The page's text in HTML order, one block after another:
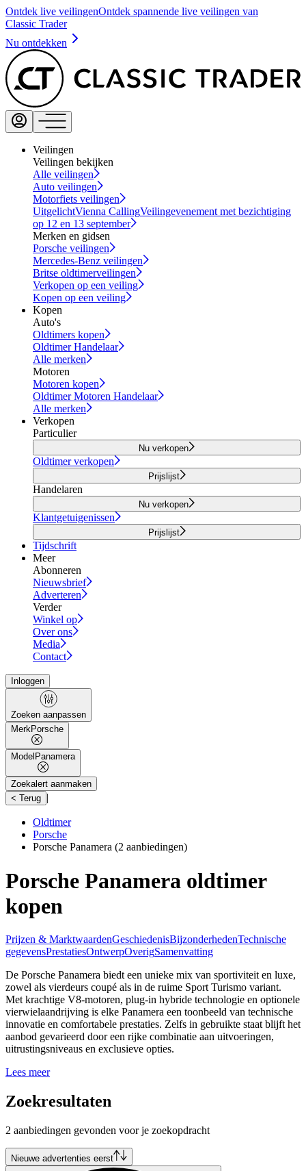
Ontdek live veilingenOntdek spannende live veilingen van
Classic Trader
Nu ontdekken
Veilingen
Veilingen bekijken
Alle veilingen
Auto veilingen
Motorfiets veilingen
UitgelichtVienna CallingVeilingevenement met bezichtiging
op 12 en 13 september
Merken en gidsen
Porsche veilingen
Mercedes-Benz veilingen
Britse oldtimerveilingen
Verkopen op een veiling
Kopen op een veiling
Kopen
Auto's
Oldtimers kopen
Oldtimer Handelaar
Alle merken
Motoren
Motoren kopen
Oldtimer Motoren Handelaar
Alle merken
Verkopen
Particulier
Nu verkopen
Oldtimer verkopen
Prijslijst
Handelaren
Nu verkopen
Klantgetuigenissen
Prijslijst
Tijdschrift
Meer
Abonneren
Nieuwsbrief
Adverteren
Verder
Winkel op
Over ons
Media
Contact
Inloggen
Zoeken aanpassen
MerkPorsche
Model Panamera
Zoekalert aanmaken
< Terug |
Oldtimer
Porsche
Porsche Panamera (2 aanbiedingen)
Porsche Panamera oldtimer
kopen
Prijzen & MarktwaardenGeschiedenisBijzonderhedenTechnische
gegevensPrestatiesOntwerpOverigSamenvatting
De Porsche Panamera biedt een unieke mix van sportiviteit en luxe,
zowel als vierdeurs coupé als in de ruime Sport Turismo variant.
Met krachtige V8-motoren, plug-in hybride technologie en optionele
vierwielaandrijving is elke Panamera een toonbeeld van technische
innovatie en comfortabele prestaties. Zelfs in gebruikte staat blijft het
aanbod gevarieerd door een rijke combinatie aan uitvoeringen,
uitrustingsniveaus en exclusieve opties.
Lees meer
Zoekresultaten
2 aanbiedingen gevonden voor je zoekopdracht
Nieuwe advertenties eerst